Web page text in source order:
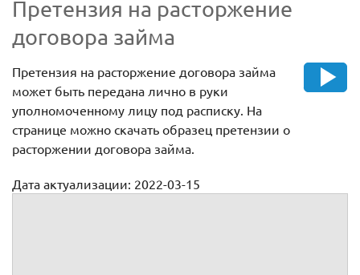
Претензия на расторжение
договора займа
Претензия на расторжение договора займа
может быть передана лично в руки
уполномоченному лицу под расписку. На
странице можно скачать образец претензии о
расторжении договора займа.
Дата актуализации: 2022-03-15